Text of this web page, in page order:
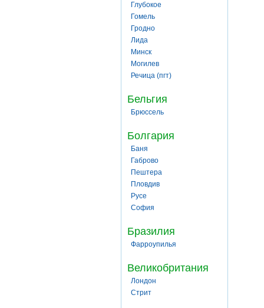
Глубокое
Гомель
Гродно
Лида
Минск
Могилев
Речица (пгт)
Бельгия
Брюссель
Болгария
Баня
Габрово
Пештера
Пловдив
Русе
София
Бразилия
Фарроупилья
Великобритания
Лондон
Стрит